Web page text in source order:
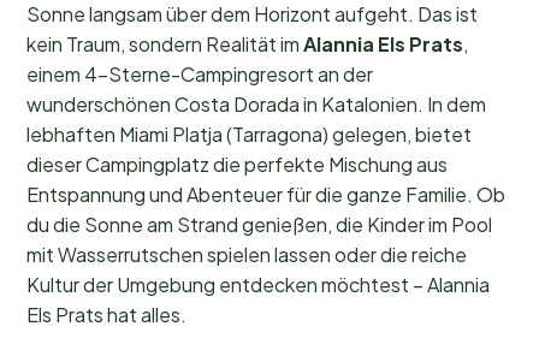
Sonne langsam über dem Horizont aufgeht. Das ist
kein Traum, sondern Realität imAlannia Els Prats,
einem 4-Sterne-Campingresort an der
wunderschönen Costa Dorada in Katalonien. In dem
lebhaften Miami Platja (Tarragona) gelegen, bietet
dieser Campingplatz die perfekte Mischung aus
Entspannung und Abenteuer für die ganze Familie. Ob
du die Sonne am Strand genießen, die Kinder im Pool
mit Wasserrutschen spielen lassen oder die reiche
Kultur der Umgebung entdecken möchtest – Alannia
Els Prats hat alles.